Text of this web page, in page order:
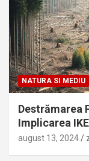
NATURA SI MEDIU
Destrămarea
Implicarea
august 13, 2024